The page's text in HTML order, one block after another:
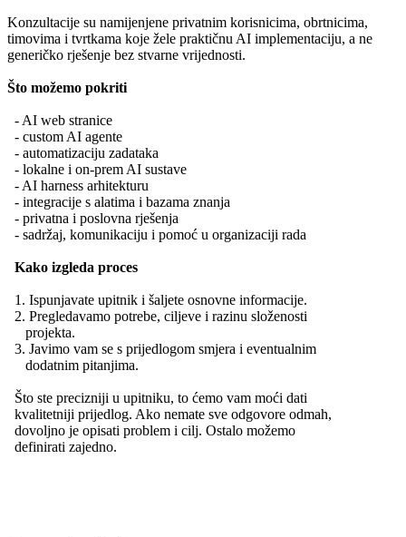
Konzultacije su namijenjene privatnim korisnicima, obrtnicima,
timovima i tvrtkama koje žele praktičnu AI implementaciju, a ne
generičko rješenje bez stvarne vrijednosti.
Što možemo pokriti
- AI web stranice
- custom AI agente
- automatizaciju zadataka
- lokalne i on-prem AI sustave
- AI harness arhitekturu
- integracije s alatima i bazama znanja
- privatna i poslovna rješenja
- sadržaj, komunikaciju i pomoć u organizaciji rada
Kako izgleda proces
1. Ispunjavate upitnik i šaljete osnovne informacije.
2. Pregledavamo potrebe, ciljeve i razinu složenosti
projekta.
3. Javimo vam se s prijedlogom smjera i eventualnim
dodatnim pitanjima.
Što ste precizniji u upitniku, to ćemo vam moći dati
kvalitetniji prijedlog. Ako nemate sve odgovore odmah,
dovoljno je opisati problem i cilj. Ostalo možemo
definirati zajedno.